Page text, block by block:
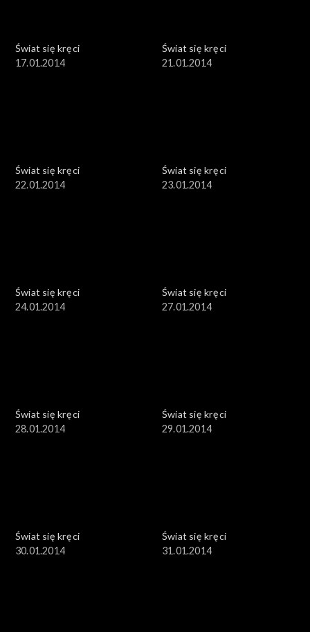
Świat się kręci
17.01.2014
Świat się kręci
21.01.2014
Świat się kręci
22.01.2014
Świat się kręci
23.01.2014
Świat się kręci
24.01.2014
Świat się kręci
27.01.2014
Świat się kręci
28.01.2014
Świat się kręci
29.01.2014
Świat się kręci
30.01.2014
Świat się kręci
31.01.2014